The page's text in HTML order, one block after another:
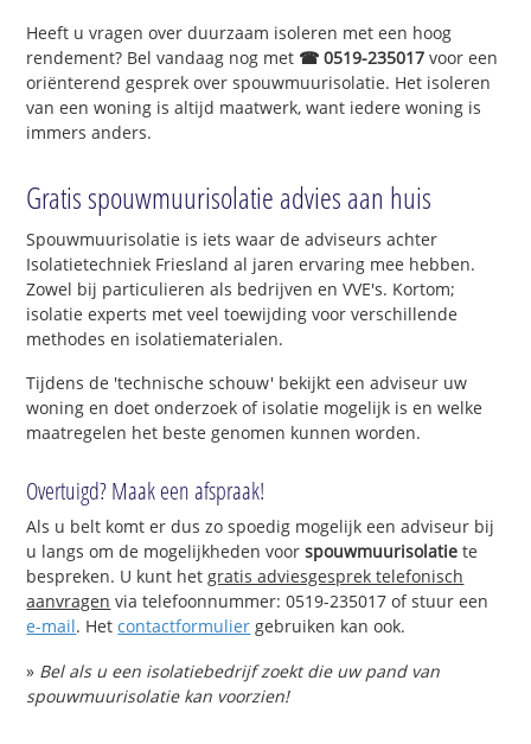
Heeft u vragen over duurzaam isoleren met een hoog
rendement? Bel vandaag nog met ☎ 0519-235017 voor een
oriënterend gesprek over spouwmuurisolatie. Het isoleren
van een woning is altijd maatwerk, want iedere woning is
immers anders.
Gratis spouwmuurisolatie advies aan huis
Spouwmuurisolatie is iets waar de adviseurs achter
Isolatietechniek Friesland al jaren ervaring mee hebben.
Zowel bij particulieren als bedrijven en VVE's. Kortom;
isolatie experts met veel toewijding voor verschillende
methodes en isolatiematerialen.
Tijdens de 'technische schouw' bekijkt een adviseur uw
woning en doet onderzoek of isolatie mogelijk is en welke
maatregelen het beste genomen kunnen worden.
Overtuigd? Maak een afspraak!
Als u belt komt er dus zo spoedig mogelijk een adviseur bij
u langs om de mogelijkheden voorspouwmuurisolatie te
bespreken. U kunt hetgratis adviesgesprek telefonisch
aanvragen via telefoonnummer: 0519-235017 of stuur een
e-mail. Hetcontactformulier gebruiken kan ook.
» Bel als u een isolatiebedrijf zoekt die uw pand van
spouwmuurisolatie kan voorzien!